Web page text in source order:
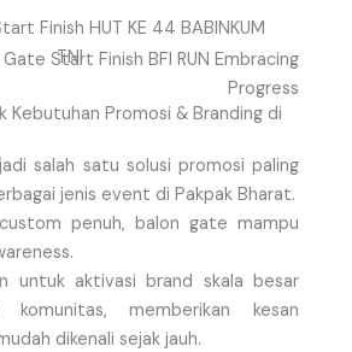
Kebutuhan Promosi & Branding di
salah satu solusi promosi paling
jenis event di Pakpak Bharat.
penuh, balon gate mampu
untuk aktivasi brand skala besar
komunitas, memberikan kesan
dikenali sejak jauh.